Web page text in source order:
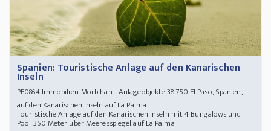
Spanien: Touristische Anlage auf den Kanarischen
Inseln
PE0864Immobilien-Morbihan - Anlageobjekte 38750 El Paso, Spanien,
auf den Kanarischen Inseln auf La Palma
Touristische Anlage auf den Kanarischen Inseln mit 4 Bungalows und
Pool 350 Meter über Meeresspiegel auf La Palma